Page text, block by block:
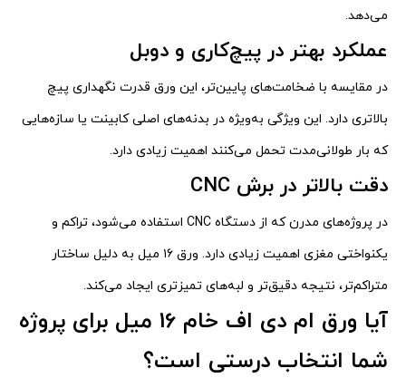
می‌دهد.
عملکرد بهتر در پیچ‌کاری و دوبل
در مقایسه با ضخامت‌های پایین‌تر، این ورق قدرت نگهداری پیچ
بالاتری دارد. این ویژگی به‌ویژه در بدنه‌های اصلی کابینت یا سازه‌هایی
که بار طولانی‌مدت تحمل می‌کنند اهمیت زیادی دارد.
دقت بالاتر در برش CNC
در پروژه‌های مدرن که از دستگاه CNC استفاده می‌شود، تراکم و
یکنواختی مغزی اهمیت زیادی دارد. ورق ۱۶ میل به دلیل ساختار
متراکم‌تر، نتیجه دقیق‌تر و لبه‌های تمیزتری ایجاد می‌کند.
آیا ورق ام دی اف خام 16 میل برای پروژه
شما انتخاب درستی است؟